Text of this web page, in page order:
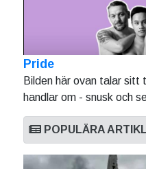
Pride
Bilden här ovan talar sitt
handlar om - snusk och
POPULÄRA